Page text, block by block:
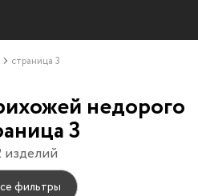
страница 3
недорого
3
изделий
фильтры